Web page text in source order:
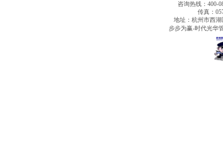
咨询热线：400-
传真：
地址：杭州市西
步步为赢-时代光华